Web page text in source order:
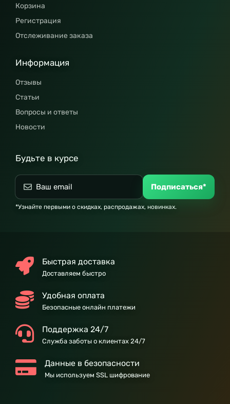
Корзина
Регистрация
Отслеживание заказа
Информация
Отзывы
Статьи
Вопросы и ответы
Новости
Будьте в курсе
Подписаться*
*Узнайте первыми о скидках, распродажах, новинках.
Быстрая доставка
Доставляем быстро
Удобная оплата
Безопасные онлайн платежи
Поддержка 24/7
Служба заботы о клиентах 24/7
Данные в безопасности
Мы используем SSL шифрование